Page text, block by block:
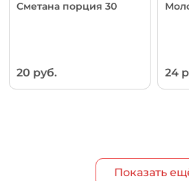
Сметана порция 30
20 руб. 24
Показать